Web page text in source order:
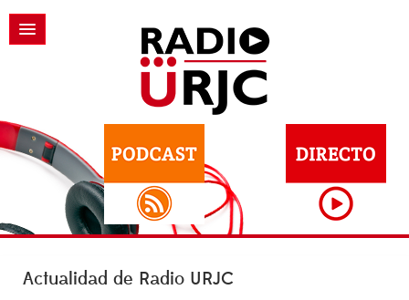
Actualidad de Radio URJC